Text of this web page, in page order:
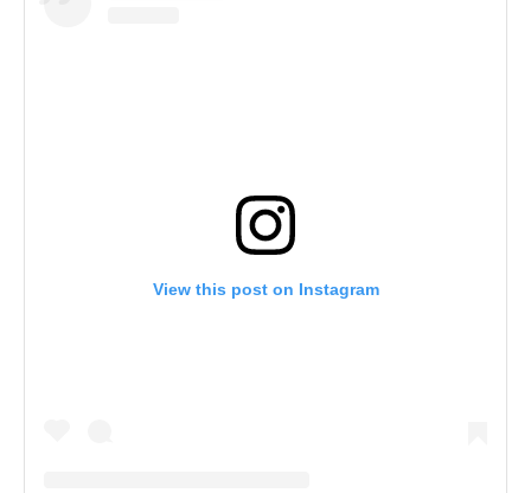
View this post on Instagram